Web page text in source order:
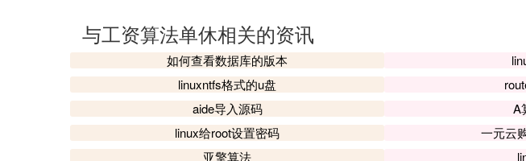
与工资算法单休相关的资讯
如何查看数据库的版本
linuxntfs格式的u盘
aide导入源码
A
linux给root设置密码
一元云
亚擎算法